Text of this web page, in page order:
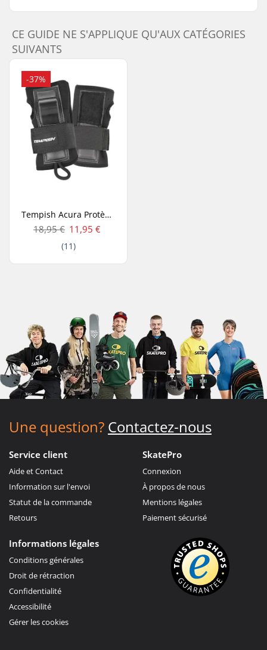
CE GUIDE NE S'APPLIQUE QU'AUX CATÉGORIES
SUIVANTS
-37%
Tempish Acura Protèges-Poignets
18,95 € 11,95 €
(11)
Une question? Contactez-nous
Service client
Aide et Contact
Information sur l'envoi
Statut de la commande
Retours
SkatePro
Connexion
À propos de nous
Mentions légales
Paiement sécurisé
Informations légales
Conditions générales
Droit de rétraction
Confidentialité
Accessibilité
Gérer les cookies